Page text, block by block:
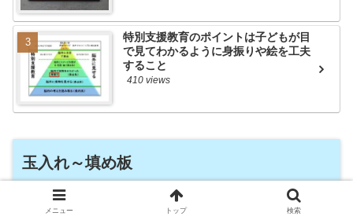
特別支援教育のポイントは子どもが目
で見てわかるように身振りや絵を工夫
すること
410 views
玉入れ～填め板
玉入れ教材の紹介
メニュー トップ 検索